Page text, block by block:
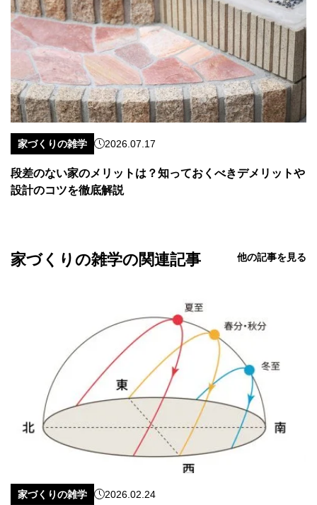
家づくりの雑学 2026.07.17
段差のない家のメリットは？知っておくべきデメリットや
設計のコツを徹底解説
家づくりの雑学の関連記事 他の記事を見る
家づくりの雑学 2026.02.24